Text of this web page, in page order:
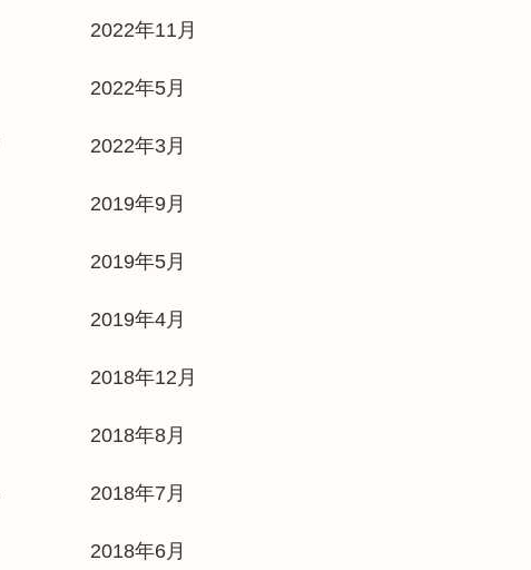
2022年11月
2022年5月
2022年3月
2019年9月
2019年5月
2019年4月
2018年12月
2018年8月
2018年7月
2018年6月